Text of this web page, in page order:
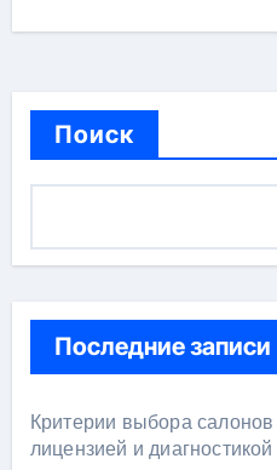
Поиск
Последние записи
Критерии выбора
лицензией и